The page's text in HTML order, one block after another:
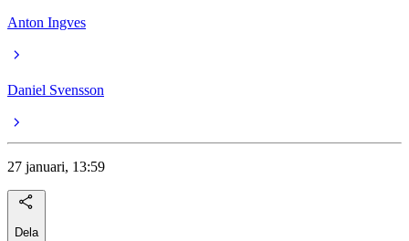
Anton Ingves
Daniel Svensson
27 januari, 13:59
Dela